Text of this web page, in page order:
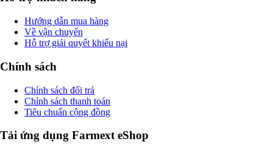
Hướng dẫn mua hàng
Về vận chuyển
Hỗ trợ giải quyết khiếu nại
Chính sách
Chính sách đổi trả
Chính sách thanh toán
Tiêu chuẩn cộng đồng
Tải ứng dụng Farmext eShop